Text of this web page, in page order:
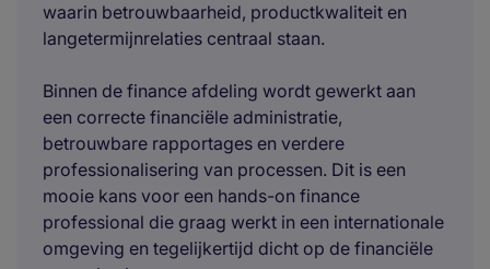
waarin betrouwbaarheid, productkwaliteit en
langetermijnrelaties centraal staan.
Binnen de finance afdeling wordt gewerkt aan
een correcte financiële administratie,
betrouwbare rapportages en verdere
professionalisering van processen. Dit is een
mooie kans voor een hands-on finance
professional die graag werkt in een internationale
omgeving en tegelijkertijd dicht op de financiële